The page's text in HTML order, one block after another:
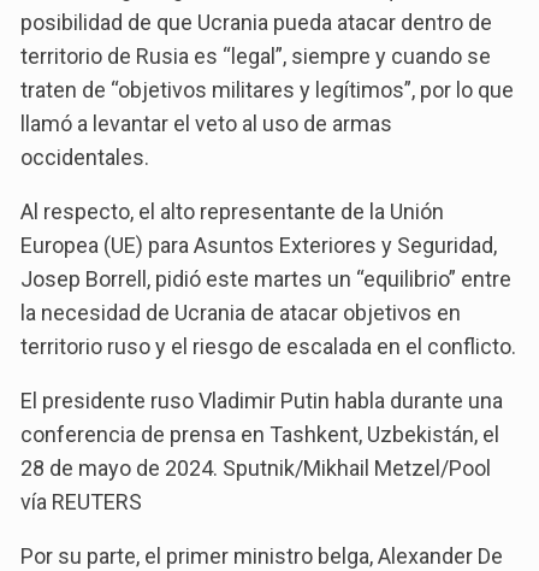
posibilidad de que Ucrania pueda atacar dentro de
territorio de Rusia es “legal”, siempre y cuando se
traten de “objetivos militares y legítimos”, por lo que
llamó a levantar el veto al uso de armas
occidentales.
Al respecto, el alto representante de la Unión
Europea (UE) para Asuntos Exteriores y Seguridad,
Josep Borrell, pidió este martes un “equilibrio” entre
la necesidad de Ucrania de atacar objetivos en
territorio ruso y el riesgo de escalada en el conflicto.
El presidente ruso Vladimir Putin habla durante una
conferencia de prensa en Tashkent, Uzbekistán, el
28 de mayo de 2024. Sputnik/Mikhail Metzel/Pool
vía REUTERS
Por su parte, el primer ministro belga, Alexander De